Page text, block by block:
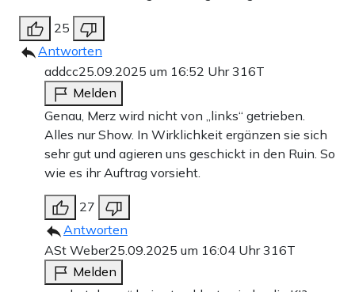
25
Antworten
addcc25.09.2025 um 16:52 Uhr316T
Melden
Genau, Merz wird nicht von „links“ getrieben.
Alles nur Show. In Wirklichkeit ergänzen sie sich
sehr gut und agieren uns geschickt in den Ruin. So
wie es ihr Auftrag vorsieht.
27
Antworten
ASt Weber25.09.2025 um 16:04 Uhr316T
Melden